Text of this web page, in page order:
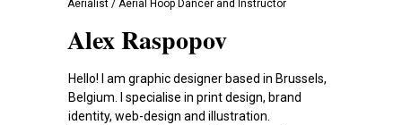
Alex Raspopov
Aerialist / Aerial Hoop Dancer and Instructor
Hello! I am graphic designer based in Brussels,
Belgium. I specialise in print design, brand
identity, web-design and illustration.